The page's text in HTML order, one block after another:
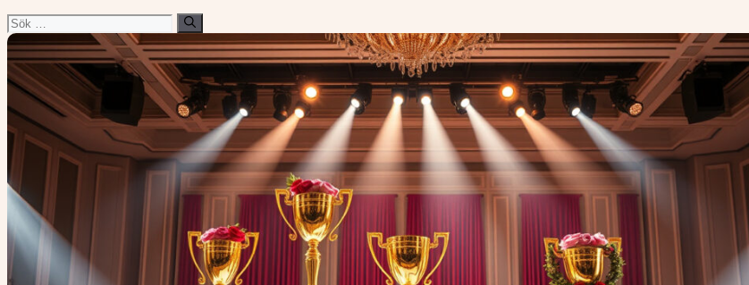
Sök
efter: